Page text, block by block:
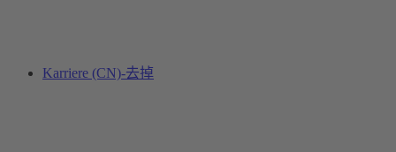
Karriere (CN)-去掉